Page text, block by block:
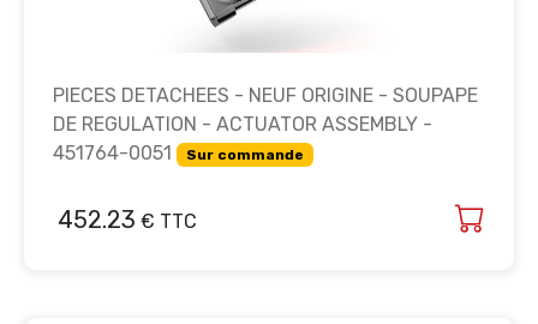
PIECES DETACHEES - NEUF ORIGINE - SOUPAPE
DE REGULATION - ACTUATOR ASSEMBLY -
451764-0051
Sur commande
452.23 € TTC